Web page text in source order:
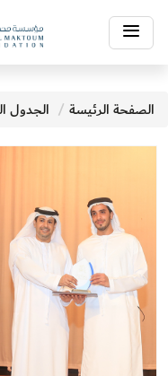
Toggle
navigation
الصفحة الرئيسة الجدول